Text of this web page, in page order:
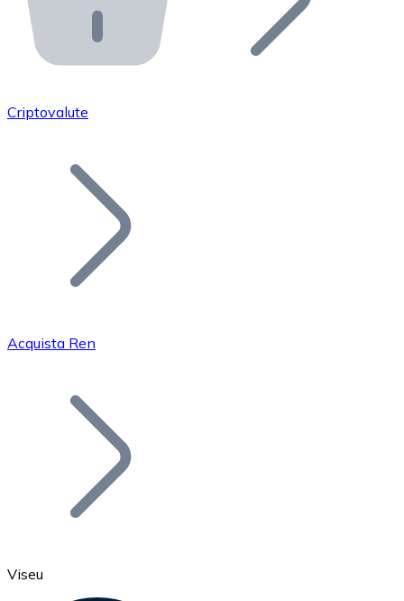
API Bitnovo
Integra la nostra API nel tuo ecosistema.
Unisciti alla nostra rete di rivenditori e
Aggiungi il token del tuo progetto al nostro servizio di
Bitcoin
Criptovalute
Acquista Ren
Viseu